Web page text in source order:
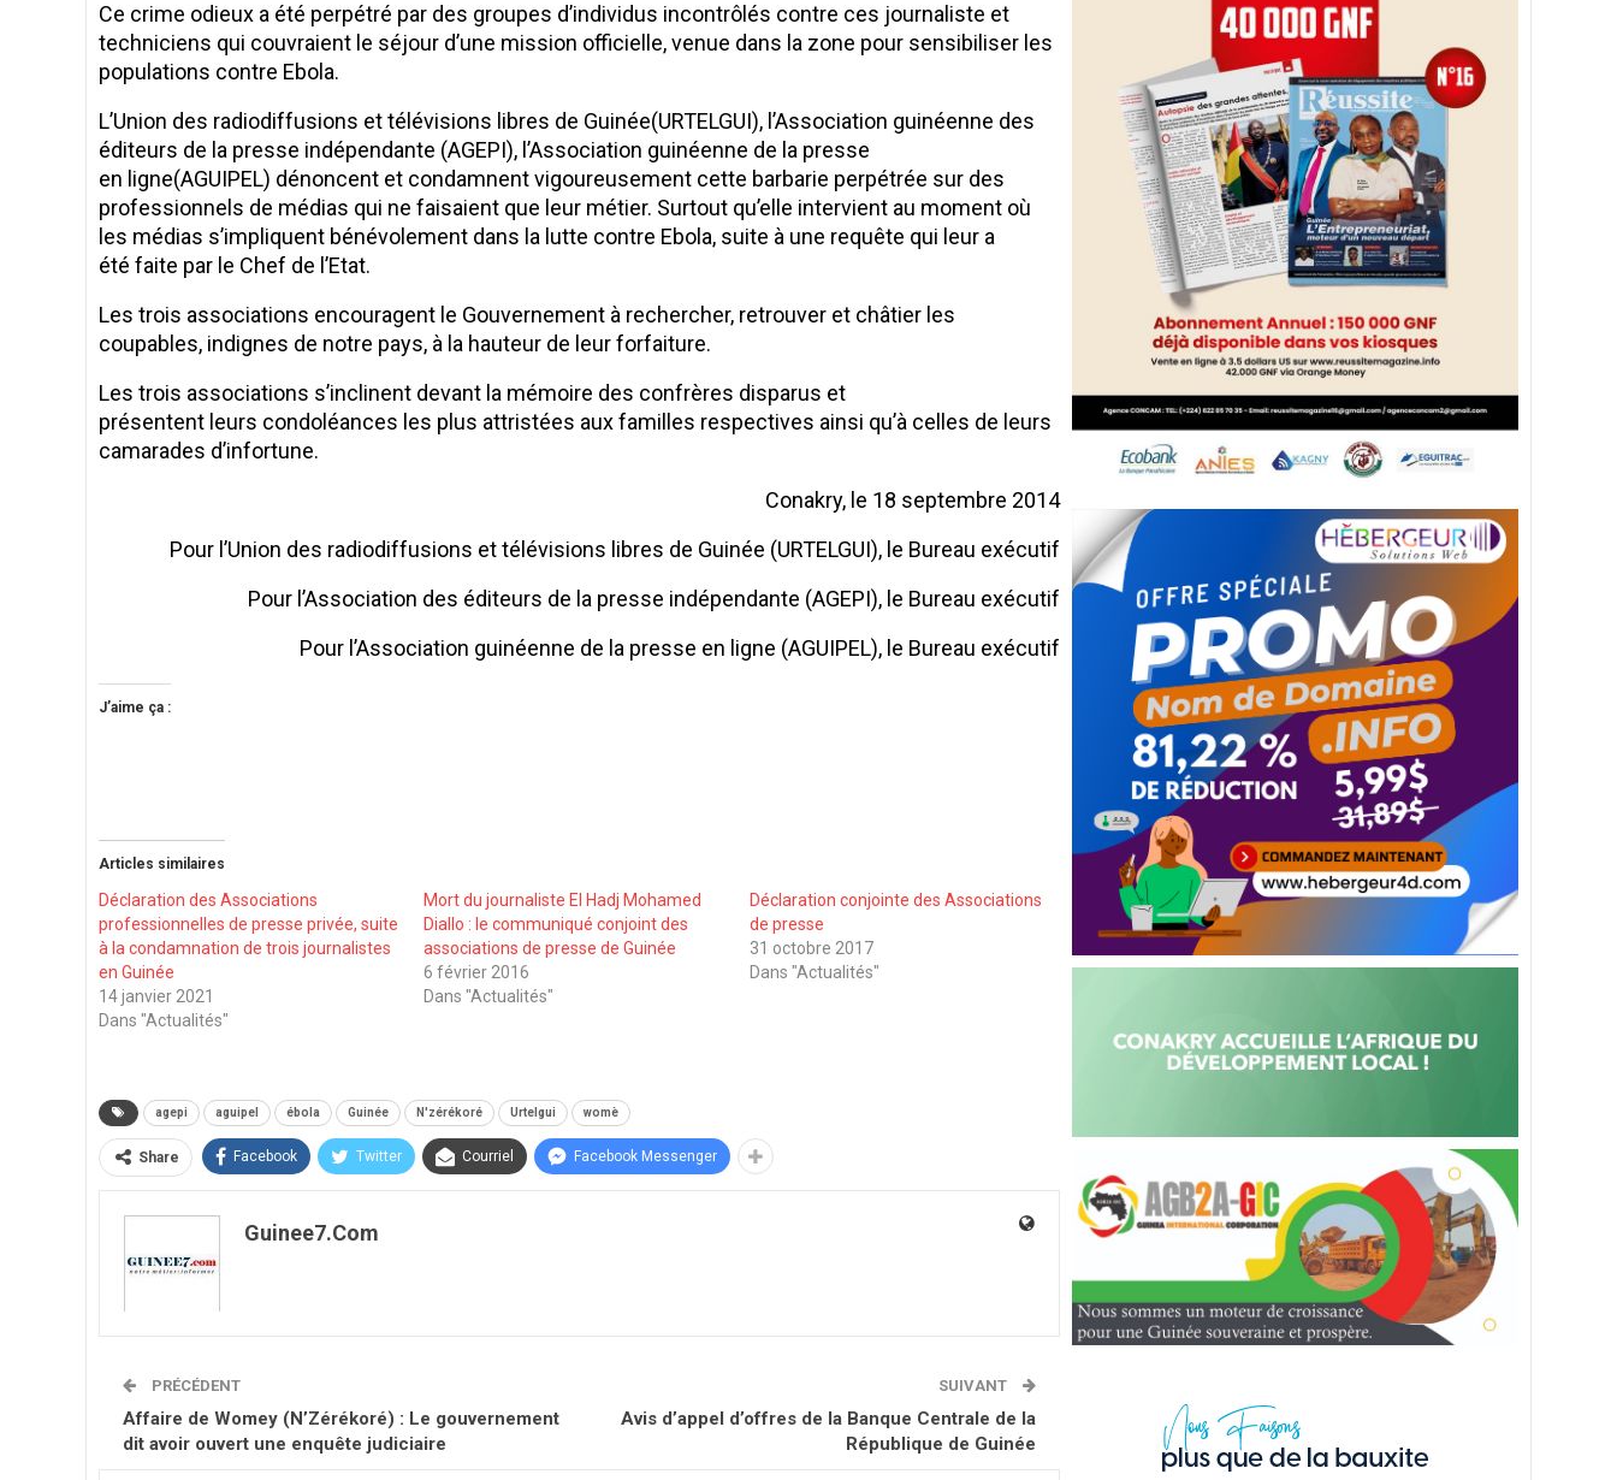
Ce crime odieux a été perpétré par des groupes d’individus incontrôlés contre ces journaliste et
techniciens qui couvraient le séjour d’une mission officielle, venue dans la zone pour sensibiliser les
populations contre Ebola.
L’Union des radiodiffusions et télévisions libres de Guinée(URTELGUI), l’Association guinéenne des
éditeurs de la presse indépendante (AGEPI), l’Association guinéenne de la presse
en ligne(AGUIPEL) dénoncent et condamnent vigoureusement cette barbarie perpétrée sur des
professionnels de médias qui ne faisaient que leur métier. Surtout qu’elle intervient au moment où
les médias s’impliquent bénévolement dans la lutte contre Ebola, suite à une requête qui leur a
été faite par le Chef de l’Etat.
Les trois associations encouragent le Gouvernement à rechercher, retrouver et châtier les
coupables, indignes de notre pays, à la hauteur de leur forfaiture.
Les trois associations s’inclinent devant la mémoire des confrères disparus et
présentent leurs condoléances les plus attristées aux familles respectives ainsi qu’à celles de leurs
camarades d’infortune.
Conakry, le 18 septembre 2014
Pour l’Union des radiodiffusions et télévisions libres de Guinée (URTELGUI), le Bureau exécutif
Pour l’Association des éditeurs de la presse indépendante (AGEPI), le Bureau exécutif
Pour l’Association guinéenne de la presse en ligne (AGUIPEL), le Bureau exécutif
J’aime ça :
Articles similaires
Déclaration des Associations
professionnelles de presse privée, suite
à la condamnation de trois journalistes
en Guinée
14 janvier 2021
Dans "Actualités"
Mort du journaliste El Hadj Mohamed
Diallo : le communiqué conjoint des
associations de presse de Guinée
6 février 2016
Dans "Actualités"
Déclaration conjointe des Associations
de presse
31 octobre 2017
Dans "Actualités"
agepi aguipel ébola Guinée N'zérékoré Urtelgui womè
Share Facebook Twitter Courriel Facebook Messenger
Guinee7.com
PRÉCÉDENT
Affaire de Womey (N’Zérékoré) : Le gouvernement
dit avoir ouvert une enquête judiciaire
SUIVANT
Avis d’appel d’offres de la Banque Centrale de la
République de Guinée